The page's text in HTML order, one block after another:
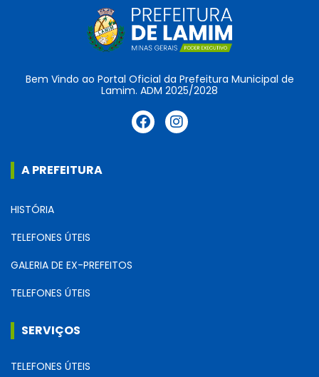
Bem Vindo ao Portal Oficial da Prefeitura Municipal de
Lamim. ADM 2025/2028
A PREFEITURA
HISTÓRIA
TELEFONES ÚTEIS
GALERIA DE EX-PREFEITOS
TELEFONES ÚTEIS
SERVIÇOS
TELEFONES ÚTEIS